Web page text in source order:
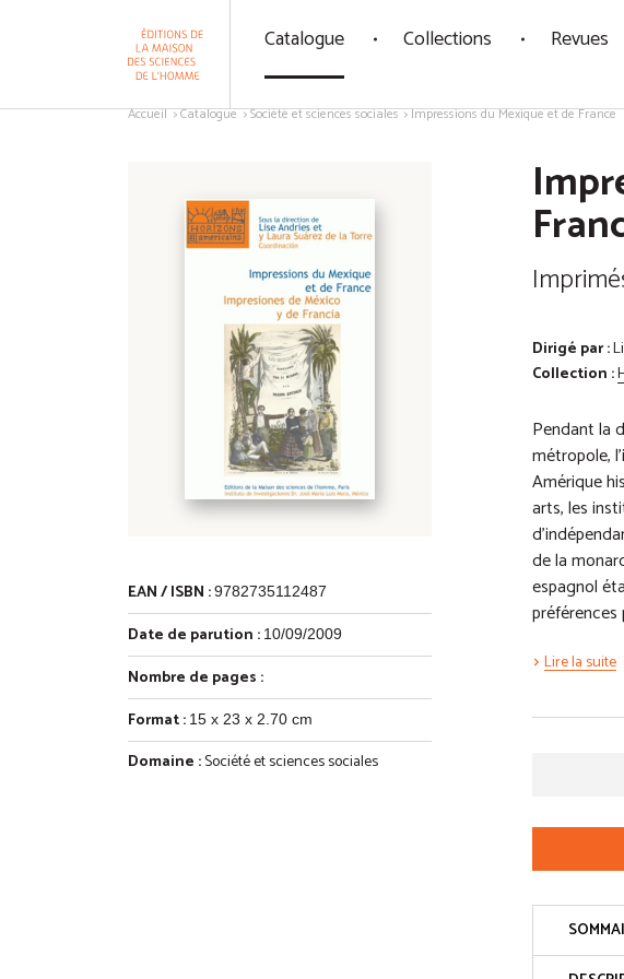
Catalogue Collections Revues
Accueil Catalogue Société et sciences sociales Impressions du Mexique et de France
EAN / ISBN :9782735112487
Date de parution : 10/09/2009
Nombre de pages :
Format : 15 x 23 x 2.70 cm
Domaine :Société et sciences sociales
Dirigé par :
Collection :
Pendant la
métropole,
Amérique
arts, les
de la
espagnol
Lire la suite